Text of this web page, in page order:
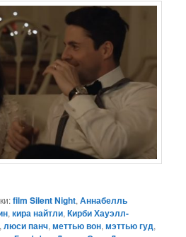
film Silent Night,Аннабелль
,кира найтли,Кирби Хауэлл-
,люси панч,меттью вон,мэттью гуд,